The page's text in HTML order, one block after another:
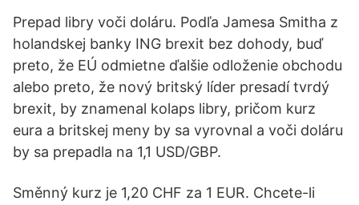
Prepad libry voči doláru. Podľa Jamesa Smitha z
holandskej banky ING brexit bez dohody, buď
preto, že EÚ odmietne ďalšie odloženie obchodu
alebo preto, že nový britský líder presadí tvrdý
brexit, by znamenal kolaps libry, pričom kurz
eura a britskej meny by sa vyrovnal a voči doláru
by sa prepadla na 1,1 USD/GBP.
Směnný kurz je 1,20 CHF za 1 EUR. Chcete-li